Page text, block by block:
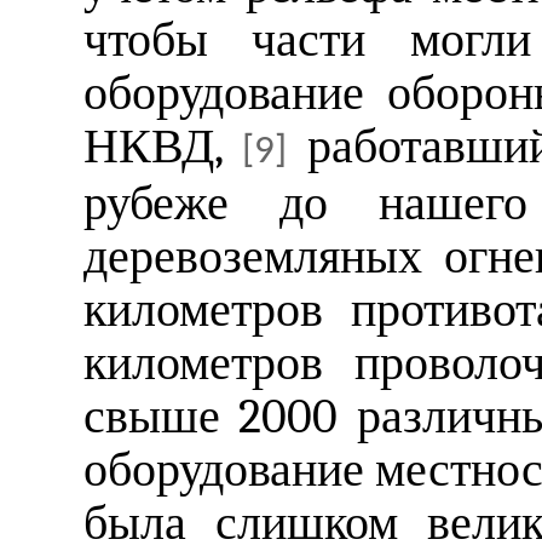
чтобы части
оборудование
НКВД,
[9]
рубеже до нашего
деревоземляных
километров
километров
свыше 2000
оборудование
была слишком